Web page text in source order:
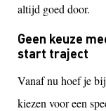
altijd goed door.
Geen keuze
start traject
Vanaf nu hoef je
kiezen voor een